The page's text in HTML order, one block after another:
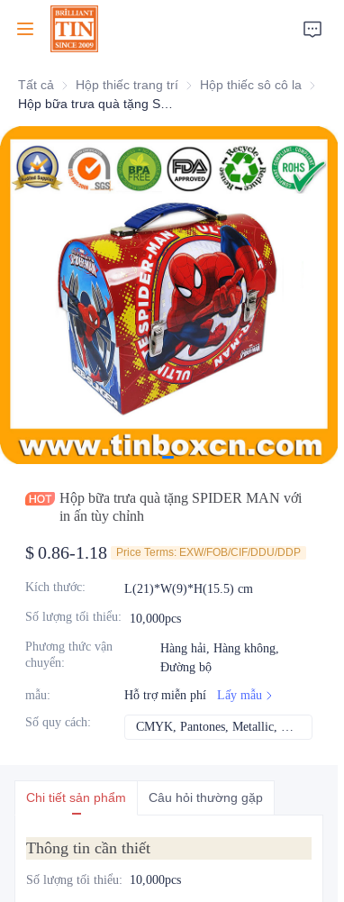
Tất cả Hộp thiếc trang trí Hộp thiếc trang trí
Hộp thiếc sô cô la Hộp
Hộp bữa trưa quà tặng SPIDER MAN với
in ấn tùy chỉnh
$0.86-1.18 Price Terms: EXW/FOB/CIF/DDU/DDP
Kích thước: L(21)*W(9)*H(15.5) cm
Số lượng tối thiểu: 10,000pcs
Phương thức vận
chuyển:
Hàng hải, Hàng không,
Đường bộ
mẫu: Hỗ trợ miễn phí
Lấy mẫu
Số quy cách: CMYK, Pantones, Metallic, Màu spot, v.v.
Chi tiết sản phẩm Câu hỏi thường gặp
Thông tin cần thiết
Số lượng tối thiểu: 10,000pcs
Trang chủ
Công ty
Sản phẩm
Dịch vụ khách hàng
Triển lãm thương mại 2026
Chứng chỉ
Bền vững
Tin tức